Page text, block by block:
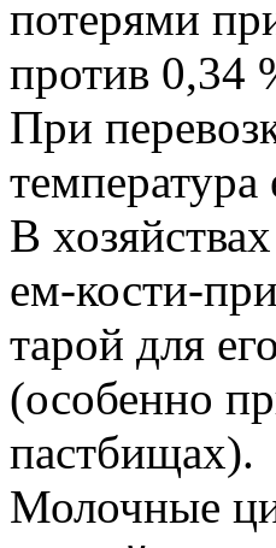
потерями
против 0,34
При
В
ем-кости-
тарой для
(особенно
пастбищах).
Молочные